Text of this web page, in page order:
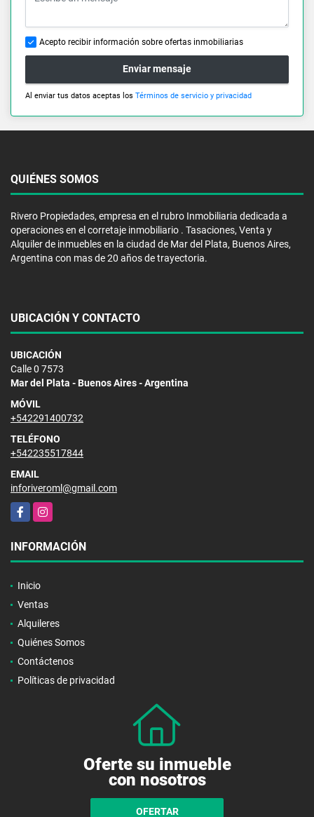
Acepto recibir información sobre ofertas inmobiliarias
Enviar mensaje
Al enviar tus datos aceptas los Términos de servicio y privacidad
QUIÉNES SOMOS
Rivero Propiedades, empresa en el rubro Inmobiliaria dedicada a
operaciones en el corretaje inmobiliario . Tasaciones, Venta y
Alquiler de inmuebles en la ciudad de Mar del Plata, Buenos Aires,
Argentina con mas de 20 años de trayectoria.
UBICACIÓN Y CONTACTO
UBICACIÓN
Calle 0 7573
Mar del Plata - Buenos Aires - Argentina
MÓVIL
+542291400732
TELÉFONO
+542235517844
EMAIL
inforiveroml@gmail.com
FacebookInstagram
INFORMACIÓN
Inicio
Ventas
Alquileres
Quiénes Somos
Contáctenos
Políticas de privacidad
Oferte su inmueble
con nosotros
OFERTAR